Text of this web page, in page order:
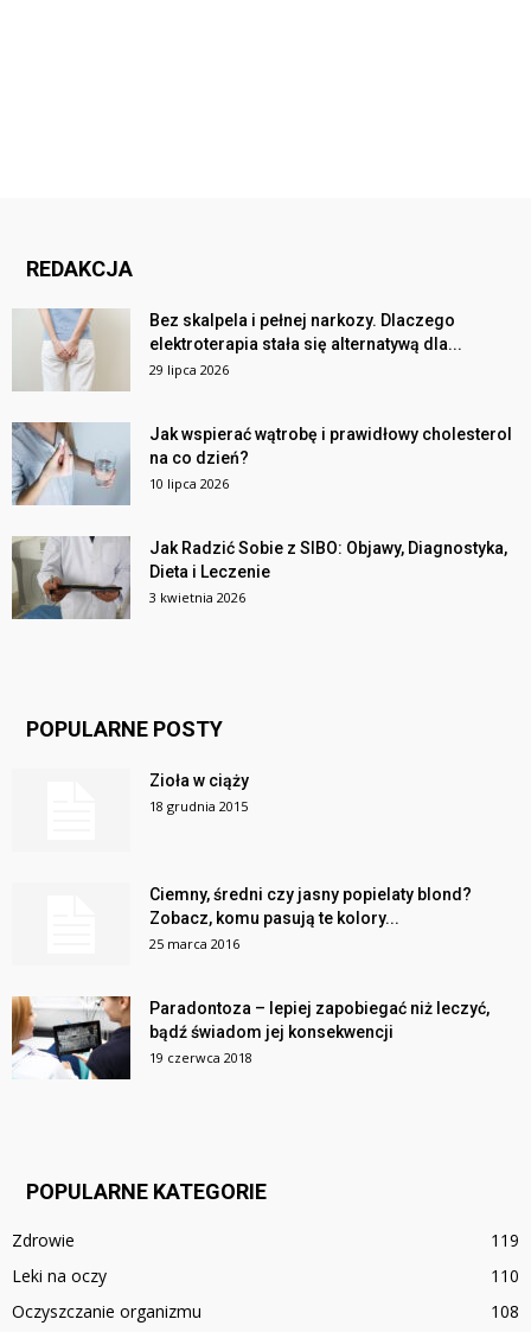
REDAKCJA
Bez skalpela i pełnej narkozy. Dlaczego
elektroterapia stała się alternatywą dla...
29 lipca 2026
Jak wspierać wątrobę i prawidłowy cholesterol
na co dzień?
10 lipca 2026
Jak Radzić Sobie z SIBO: Objawy, Diagnostyka,
Dieta i Leczenie
3 kwietnia 2026
POPULARNE POSTY
Zioła w ciąży
18 grudnia 2015
Ciemny, średni czy jasny popielaty blond?
Zobacz, komu pasują te kolory...
25 marca 2016
Paradontoza – lepiej zapobiegać niż leczyć,
bądź świadom jej konsekwencji
19 czerwca 2018
POPULARNE KATEGORIE
Zdrowie
119
Leki na oczy
110
Oczyszczanie organizmu
108